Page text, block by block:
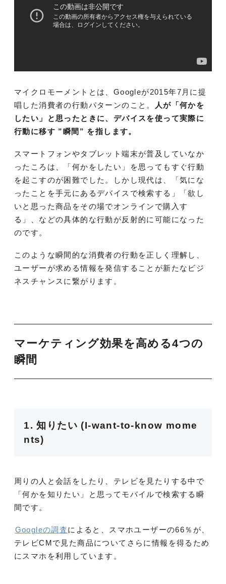
マイクロモーメントとは、Googleが2015年7月に提
唱した消費者の行動パターンのこと。
人が「何かを
したい」と思ったときに、デバイスを使って実際に
行動に移す ”瞬間” を指します。
スマートフォンやタブレット端末が普及していなか
ったころは、「何かをしたい」を思ってもすぐ行動
を起こすのが困難でした。しかし現代は、「気にな
ったことを手元にあるデバイスで検索する」「欲し
いと思った商品をその場でオンラインで購入す
る」、などの具体的な行動が反射的に可能になった
のです。
このような瞬間的な消費者の行動を正しく理解し、
ユーザーが求める情報を発信することが新たなビジ
ネスチャンスに繋がります。
マーケティング効果を高める4つの
瞬間
1. 知りたい (I‐want‐to‐know mome
nts)
周りの人と会話をしたり、テレビを見たりする中で
「何かを知りたい」と思ってモバイルで検索する瞬
間です。
Googleの調査によると、スマホユーザーの66％が、
テレビCMで見た商品についてさらに情報を得るため
にスマホを利用しています。